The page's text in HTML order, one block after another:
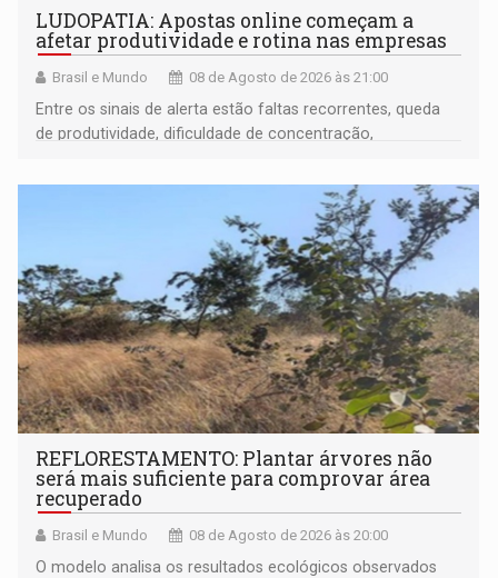
LUDOPATIA: Apostas online começam a
afetar produtividade e rotina nas empresas
Brasil e Mundo 08 de Agosto de 2026 às 21:00
Entre os sinais de alerta estão faltas recorrentes, queda
de produtividade, dificuldade de concentração,
REFLORESTAMENTO: Plantar árvores não
será mais suficiente para comprovar área
recuperado
Brasil e Mundo 08 de Agosto de 2026 às 20:00
O modelo analisa os resultados ecológicos observados